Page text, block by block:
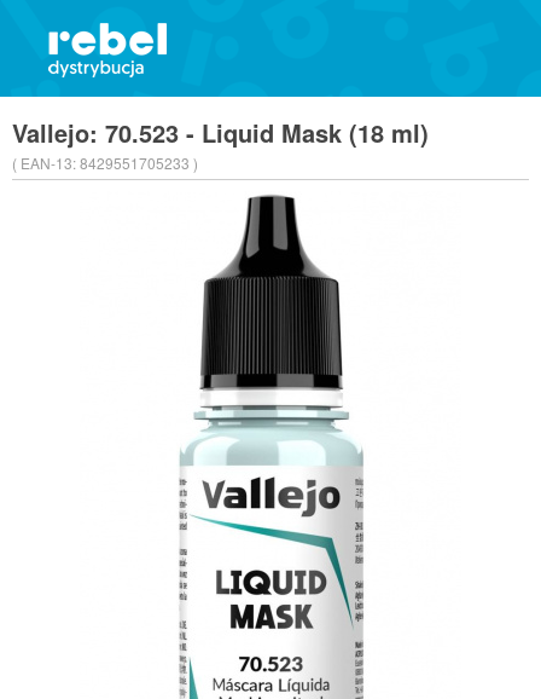
Vallejo: 70.523 - Liquid Mask (18 ml)
( EAN-13:8429551705233 )